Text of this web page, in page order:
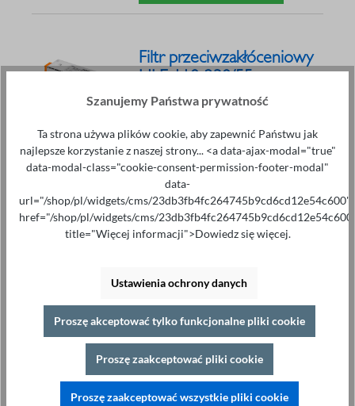
Filtr przeciwzakłóceniowy
HLE 110-230/55
249,90 €*
Zakres napięcia: 0 - 250 Vac
Prąd znamionowy: 55A
Częstotliwość znamionowa: 50 -
Zdolność przeciążeniowa: 150%,
krótkotrwale
Filtr przeciwzakłóceniowy
HLE 310-230/4
105,90 €*
Napięcie znamionowe: 250 Vac
Zakres napięcia: 0 - 250 Vac
Szanujemy Państwa prywatność
Ta strona używa plików cookie, aby zapewnić Państwu jak
najlepsze korzystanie z naszej strony... <a data-ajax-modal="true"
data-modal-class="cookie-consent-permission-footer-modal"
data-
url="/shop/pl/widgets/cms/23db3fb4fc264745b9cd6cd12e54c600"
href="/shop/pl/widgets/cms/
title="Więcej informacji">Dowiedz się więcej.
Ustawienia ochrony danych
Proszę akceptować tylko funkcjonalne pliki cookie
Proszę zaakceptować pliki cookie
Proszę zaakceptować wszystkie pliki cookie